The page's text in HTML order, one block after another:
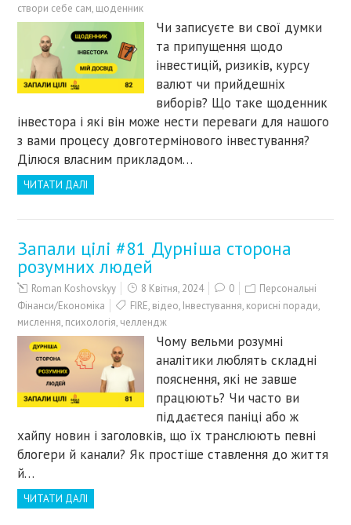
створи себе сам, щоденник
Чи записуєте ви свої думки
та припущення щодо
інвестицій, ризиків, курсу
валют чи прийдешніх
виборів? Що таке щоденник
інвестора і які він може нести переваги для нашого
з вами процесу довготермінового інвестування?
Ділюся власним прикладом…
ЧИТАТИ ДАЛІ
Запали цілі #81 Дурніша сторона
розумних людей
Roman Koshovskyy 8 Квітня, 2024 0
Персональні
Фінанси/Економіка
FIRE, відео, Інвестування, корисні поради,
мислення, психологія, челлендж
Чому вельми розумні
аналітики люблять складні
пояснення, які не завше
працюють? Чи часто ви
піддаєтеся паніці або ж
хайпу новин і заголовків, що їх транслюють певні
блогери й канали? Як простіше ставлення до життя
й…
ЧИТАТИ ДАЛІ